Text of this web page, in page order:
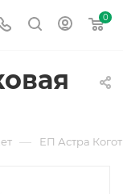
0
— ЕП Астра